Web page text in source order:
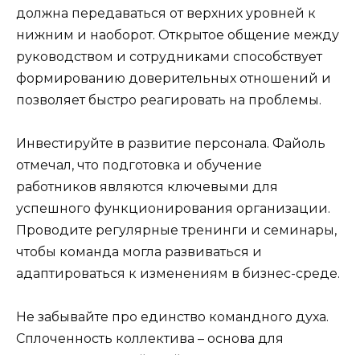
должна передаваться от верхних уровней к
нижним и наоборот. Открытое общение между
руководством и сотрудниками способствует
формированию доверительных отношений и
позволяет быстро реагировать на проблемы.
Инвестируйте в развитие персонала. Файоль
отмечал, что подготовка и обучение
работников являются ключевыми для
успешного функционирования организации.
Проводите регулярные тренинги и семинары,
чтобы команда могла развиваться и
адаптироваться к изменениям в бизнес-среде.
Не забывайте про единство командного духа.
Сплоченность коллектива – основа для